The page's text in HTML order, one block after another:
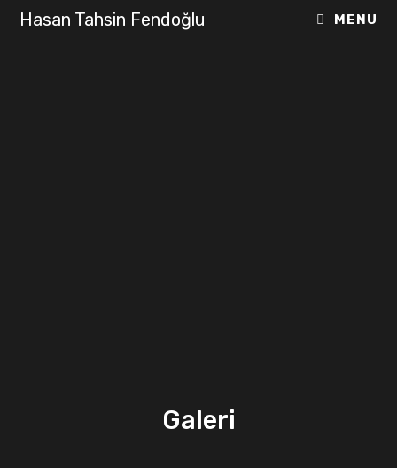
Hasan Tahsin Fendoğlu MENU
Galeri